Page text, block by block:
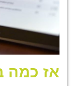
אז כמה